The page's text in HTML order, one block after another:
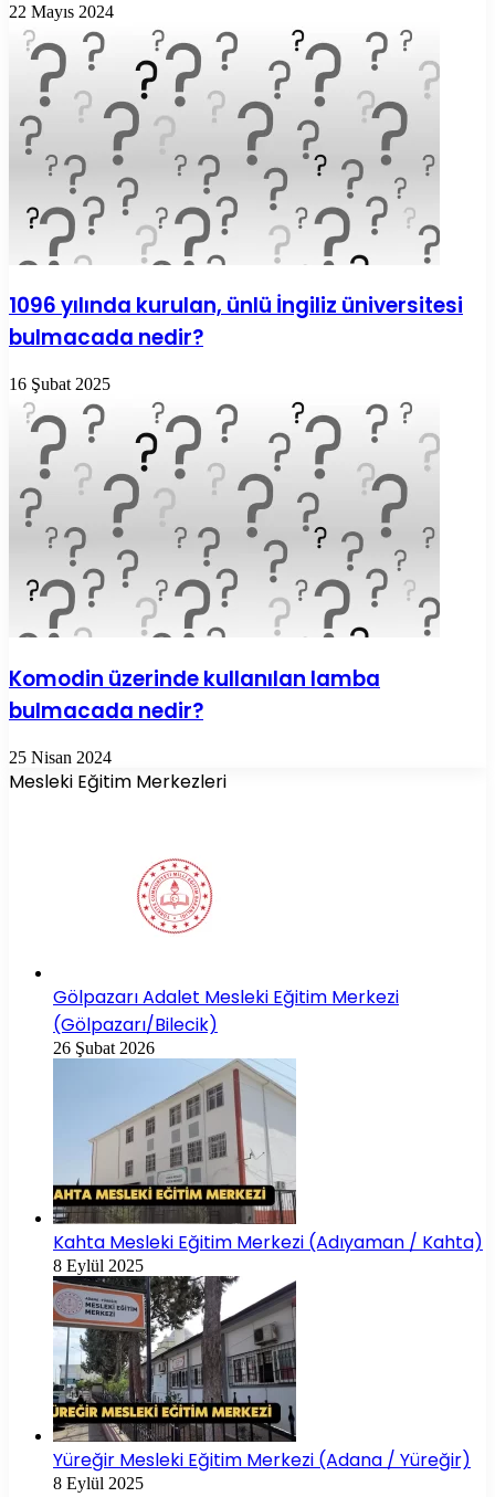
22 Mayıs 2024
1096 yılında kurulan, ünlü İngiliz üniversitesi
bulmacada nedir?
16 Şubat 2025
Komodin üzerinde kullanılan lamba
bulmacada nedir?
25 Nisan 2024
Mesleki Eğitim Merkezleri
Gölpazarı Adalet Mesleki Eğitim Merkezi
(Gölpazarı/Bilecik)
26 Şubat 2026
Kahta Mesleki Eğitim Merkezi (Adıyaman / Kahta)
8 Eylül 2025
Yüreğir Mesleki Eğitim Merkezi (Adana / Yüreğir)
8 Eylül 2025